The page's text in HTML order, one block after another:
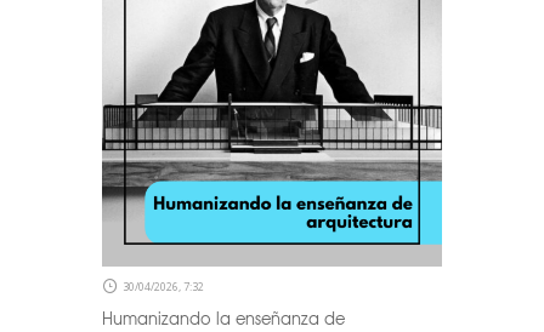
30/04/2026, 7:32
Humanizando la enseñanza de